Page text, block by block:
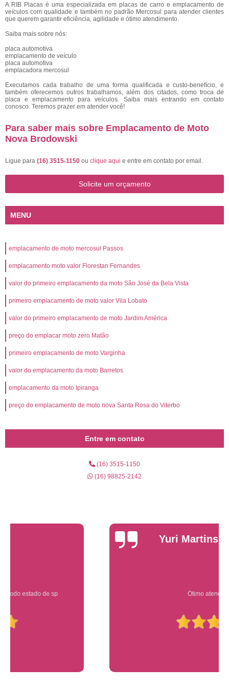
A RIB Placas é uma especializada em placas de carro e emplacamento de
veículos com qualidade e também no padrão Mercosul para atender clientes
que querem garantir eficiência, agilidade e ótimo atendimento.
Saiba mais sobre nós:
placa automotiva
emplacamento de veículo
placa automotiva
emplacadora mercosul
Executamos cada trabalho de uma forma qualificada e custo-benefício, e
também oferecemos outros trabalhamos, além dos citados, como troca de
placa e emplacamento para veículos. Saiba mais entrando em contato
conosco. Teremos prazer em atender você!
Para saber mais sobre Emplacamento de Moto
Nova Brodowski
Ligue para (16) 3515-1150 ou clique aqui e entre em contato por email.
Solicite um orçamento
MENU
emplacamento de moto mercosul Passos
emplacamento moto valor Florestan Fernandes
valor do primeiro emplacamento da moto São José da Bela Vista
primeiro emplacamento de moto valor Vila Lobato
valor do primeiro emplacamento de moto Jardim América
preço do emplacar moto zero Matão
primeiro emplacamento de moto Varginha
valor do emplacamento da moto Barretos
emplacamento da moto Ipiranga
preço do emplacamento de moto nova Santa Rosa do Viterbo
Entre em contato
(16) 3515-1150
(16) 98825-2142
Yuri Martins